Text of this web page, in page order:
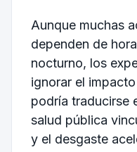
Aunque muchas
dependen de
nocturno, los
ignorar el
podría traducirse
salud pública
y el desgaste